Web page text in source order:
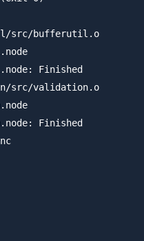
src/bufferutil.o
Finished
src/validation.o
Finished